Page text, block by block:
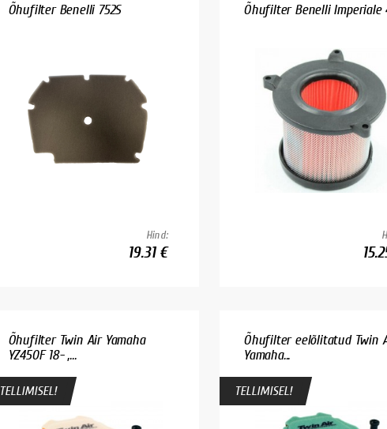
Õhufilter Benelli 752S
Hind:
19.31 €
Õhufilter Benelli Imperiale
Õhufilter Twin Air Yamaha
YZ450F 18- ,...
TELLIMISEL!
Õhufilter eelõlitatud Twin
Yamaha...
TELLIMISEL!